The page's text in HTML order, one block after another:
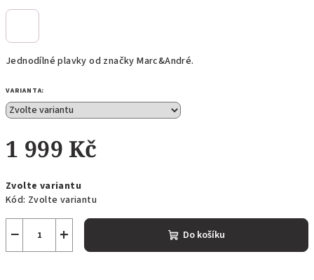
Jednodílné plavky od značky Marc&André.
VARIANTA:
1 999 Kč
cena:
Zvolte variantu
Kód: Zvolte variantu
+
− Do košíku